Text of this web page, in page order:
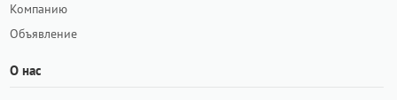
Компанию
Объявление
О нас